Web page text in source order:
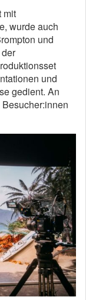
mit
wurde auch
und
und
gedient. An